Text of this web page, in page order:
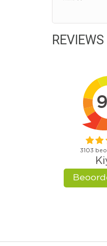
REVIEWS